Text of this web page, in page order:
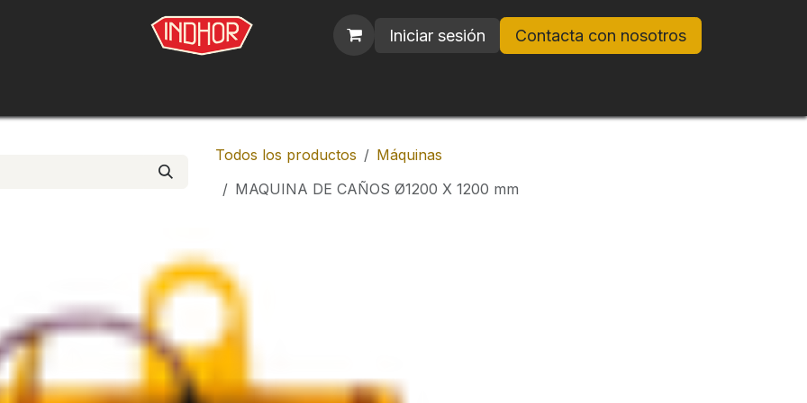
Iniciar sesión Contacta con nosotros
Todos los productos
Máquinas
MAQUINA DE CAÑOS Ø1200 X 1200 mm